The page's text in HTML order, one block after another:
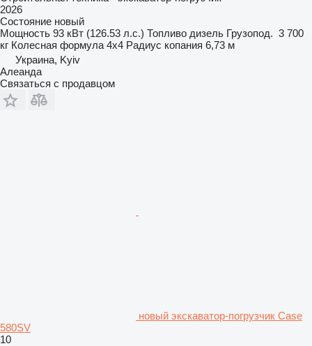
2026
Состояние новый
Мощность 93 кВт (126.53 л.с.) Топливо дизель Грузопод. 3 700
кг Колесная формула 4x4 Радиус копания 6,73 м
Украина, Kyiv
Алеанда
Связаться с продавцом
новый экскаватор-погрузчик Case
580SV
10